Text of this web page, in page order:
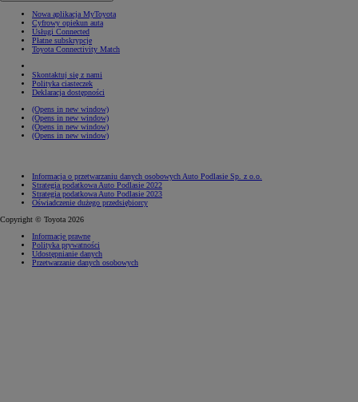
Nowa aplikacja MyToyota
Cyfrowy opiekun auta
Usługi Connected
Płatne subskrypcje
Toyota Connectivity Match
Skontaktuj się z nami
Polityka ciasteczek
Deklaracja dostępności
(Opens in new window)
(Opens in new window)
(Opens in new window)
(Opens in new window)
Informacja o przetwarzaniu danych osobowych Auto Podlasie Sp. z o.o.
Strategia podatkowa Auto Podlasie 2022
Strategia podatkowa Auto Podlasie 2023
Oświadczenie dużego przedsiębiorcy
Copyright © Toyota 2026
Informacje prawne
Polityka prywatności
Udostępnianie danych
Przetwarzanie danych osobowych